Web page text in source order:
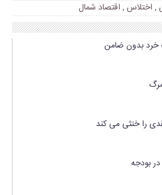
, اختلاس , اقتصاد شمال
خرد بدون ضامن
را خنثی می کند
در بودجه